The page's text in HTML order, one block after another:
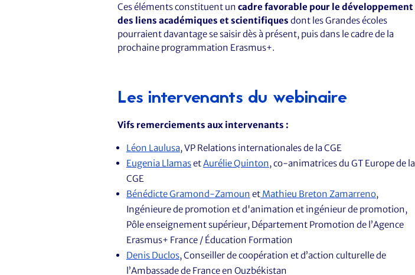
Ces éléments constituent un cadre favorable pour le développement
des liens académiques et scientifiques dont les Grandes écoles
pourraient davantage se saisir dès à présent, puis dans le cadre de la
prochaine programmation Erasmus+.
Les intervenants du webinaire
Vifs remerciements aux intervenants :
Léon Laulusa, VP Relations internationales de la CGE
Eugenia LlamasetAurélie Quinton, co-animatrices du GT Europe de la
CGE
Bénédicte Gramond-Zamoun etMathieu Breton Zamarreno,
Ingénieure de promotion et d'animation et ingénieur de promotion,
Pôle enseignement supérieur, Département Promotion de l’Agence
Erasmus+ France / Éducation Formation
Denis Duclos, Conseiller de coopération et d’action culturelle de
l’Ambassade de France en Ouzbékistan